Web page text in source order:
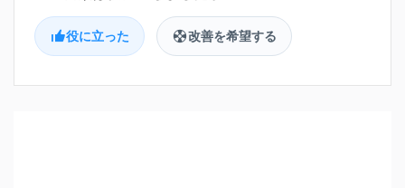
役に立った 改善を希望する